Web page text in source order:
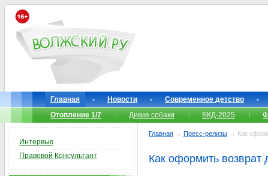
Главная Новости Современное детство
Отопление 1/7
Дикие собаки БКД-2025
Главная → Пресс-релизы → Как
Как оформить
Интервью
Правовой Консультант